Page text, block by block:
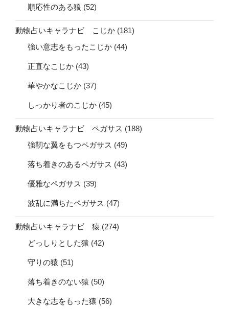
順応性のある狼 (52)
動物占いキャラナビ こじか (181)
強い意志をもったこじか (44)
正直なこじか (43)
華やかなこじか (37)
しっかり者のこじか (45)
動物占いキャラナビ ペガサス (188)
強靭な翼をもつペガサス (49)
落ち着きのあるペガサス (43)
優雅なペガサス (39)
波乱に満ちたペガサス (47)
動物占いキャラナビ 猿 (274)
どっしりとした猿 (42)
守りの猿 (51)
落ち着きのない猿 (50)
大きな志をもった猿 (56)